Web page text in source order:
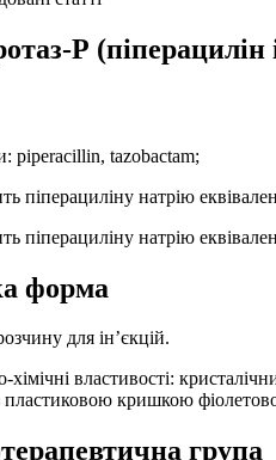
Р (піперацилін
piperacillin, tazobactam;
піперациліну натрію
піперациліну натрію
форма
для ін’єкцій.
хімічні властивості:
кришкою
група